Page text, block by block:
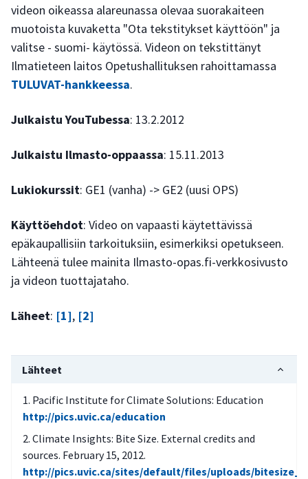
videon oikeassa alareunassa olevaa suorakaiteen
muotoista kuvaketta "Ota tekstitykset käyttöön" ja
valitse - suomi- käytössä. Videon on tekstittänyt
Ilmatieteen laitos Opetushallituksen rahoittamassa
TULUVAT-hankkeessa.
Julkaistu YouTubessa: 13.2.2012
Julkaistu Ilmasto-oppaassa: 15.11.2013
Lukiokurssit: GE1 (vanha) -> GE2 (uusi OPS)
Käyttöehdot: Video on vapaasti käytettävissä
epäkaupallisiin tarkoituksiin, esimerkiksi opetukseen.
Lähteenä tulee mainita Ilmasto-opas.fi-verkkosivusto
ja videon tuottajataho.
Läheet: [1], [2]
Lähteet
Pacific Institute for Climate Solutions: Education
http://pics.uvic.ca/education
Climate Insights: Bite Size. External credits and
sources. February 15, 2012.
http://pics.uvic.ca/sites/default/files/uploads/